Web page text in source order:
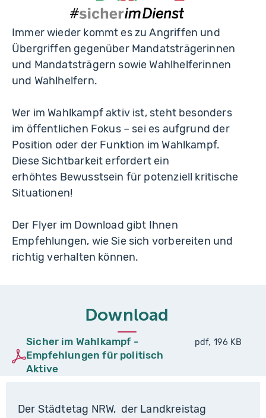
Immer wieder kommt es zu Angriffen und
Übergriffen gegenüber Mandatsträgerinnen
und Mandatsträgern sowie Wahlhelferinnen
und Wahlhelfern.
Wer im Wahlkampf aktiv ist, steht besonders
im öffentlichen Fokus – sei es aufgrund der
Position oder der Funktion im Wahlkampf.
Diese Sichtbarkeit erfordert ein
erhöhtes Bewusstsein für potenziell kritische
Situationen!
Der Flyer im Download gibt Ihnen
Empfehlungen, wie Sie sich vorbereiten und
richtig verhalten können.
Download
Sicher im Wahlkampf -
Empfehlungen für politisch
Aktive
pdf, 196 KB
Der Städtetag NRW, der Landkreistag